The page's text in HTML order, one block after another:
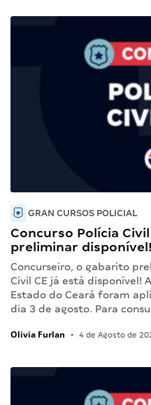
GRAN CURSOS POLICIAL
Concurso Polícia
preliminar
Concurseiro, o gabarito
Civil CE já está disponível!
Estado do Ceará foram
dia 3 de agosto. Para
Olivia Furlan • 4 de Agosto de